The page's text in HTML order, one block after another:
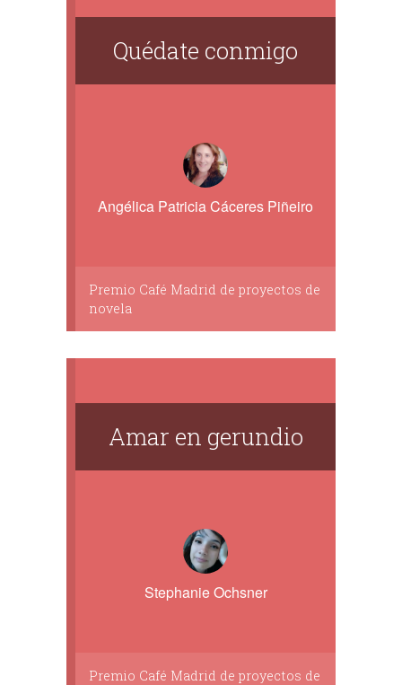
Quédate conmigo
Angélica Patricia Cáceres Piñeiro
Premio Café Madrid de proyectos de
novela
Amar en gerundio
Stephanie Ochsner
Premio Café Madrid de proyectos de